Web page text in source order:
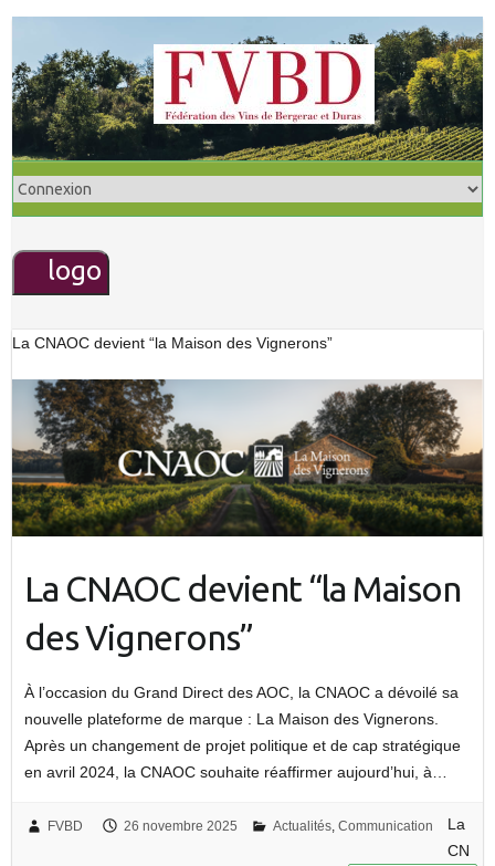
logo
La CNAOC devient “la Maison des Vignerons”
La CNAOC devient “la Maison
des Vignerons”
À l’occasion du Grand Direct des AOC, la CNAOC a dévoilé sa
nouvelle plateforme de marque : La Maison des Vignerons.
Après un changement de projet politique et de cap stratégique
en avril 2024, la CNAOC souhaite réaffirmer aujourd’hui, à…
FVBD 26 novembre 2025 Actualités, Communication
La
CN